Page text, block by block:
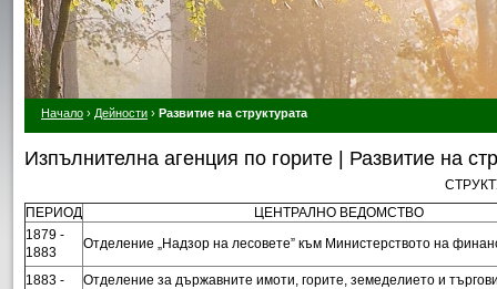
Начало › Дейности › Развитие на структурата
Изпълнителна агенция по горите | Развитие на
ПЕРИОД
ЦЕНТРАЛНО ВЕДОМСТВО
1879 -
1883
Отделение „Надзор на лесовете” към Министерството на
1883 -
Отделение за държавните имоти, горите, земеделието и